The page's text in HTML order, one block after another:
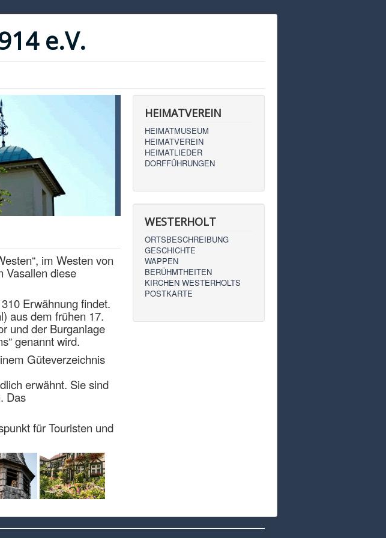
e.V.
im Westen von
Vasallen diese
Erwähnung findet.
aus dem frühen 17.
und der Burganlage
genannt wird.
Güteverzeichnis
erwähnt. Sie sind
Das
für Touristen und
HEIMATVEREIN
HEIMATMUSEUM
HEIMATVEREIN
HEIMATLIEDER
DORFFÜHRUNGEN
WESTERHOLT
ORTSBESCHREIBUNG
GESCHICHTE
WAPPEN
BERÜHMTHEITEN
KIRCHEN WESTERHOLTS
POSTKARTE